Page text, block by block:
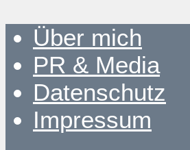
Über mich
PR & Media
Datenschutz
Impressum